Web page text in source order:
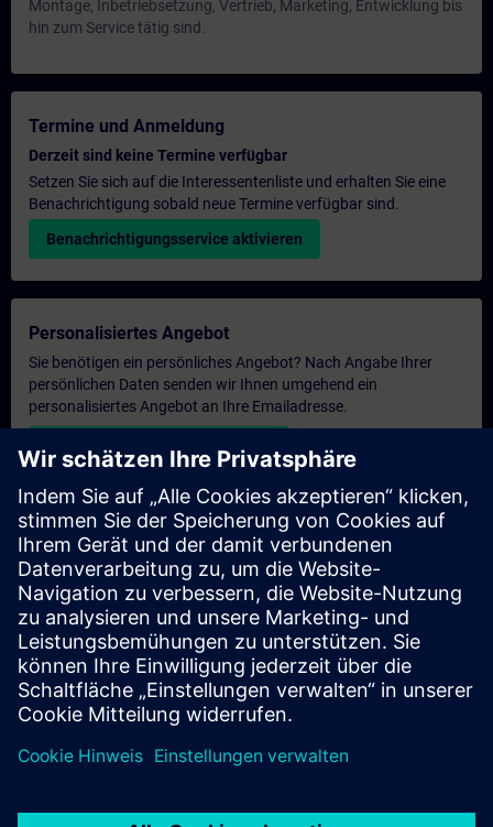
Montage, Inbetriebsetzung, Vertrieb, Marketing, Entwicklung bis
hin zum Service tätig sind.
Termine und Anmeldung
Derzeit sind keine Termine verfügbar
Setzen Sie sich auf die Interessentenliste und erhalten Sie eine
Benachrichtigung sobald neue Termine verfügbar sind.
Benachrichtigungsservice aktivieren
Personalisiertes Angebot
Sie benötigen ein persönliches Angebot? Nach Angabe Ihrer
persönlichen Daten senden wir Ihnen umgehend ein
personalisiertes Angebot an Ihre Emailadresse.
Persönliches Angebot zusenden
Anfrage Exklusivtraining
Haben Sie Bedarf an einem höheren Schulungsangebot und
brauchen ein exklusives Training – entweder vor Ort bei Ihnen,
virtuell oder in einem SITRAIN Trainingscenter? Nachdem Sie
uns Ihre persönlichen Daten und Ihren Trainingsbedarf
übermittelt haben, bekommen Sie von uns ein Angebot für eine
exklusive Schulung.
Exklusives Angebot anfragen